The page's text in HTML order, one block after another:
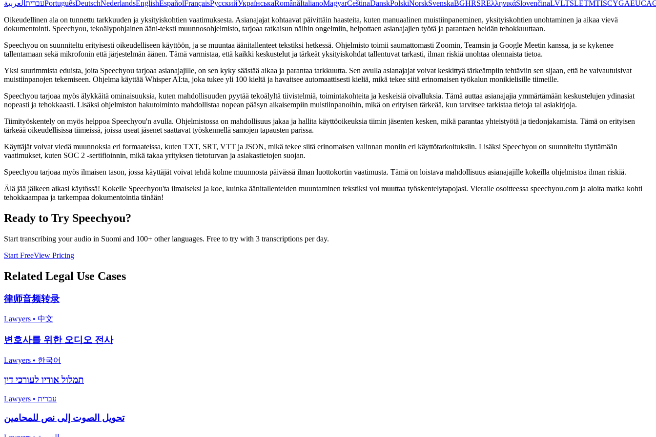
עברית العربية PortuguêsDeutschNederlandsEnglishEspañolFrançaisРусскийУкраїнськаRomânăItalianoMagyarČeštinaDanskPolskiNorskSvenskaBGHRSRΕλληνικάSlovenčinaLVLTSLETMTISCYGAEUCA
Oikeudellinen ala on tunnettu tarkkuuden ja yksityiskohtien vaatimuksesta. Asianajajat kohtaavat päivittäin haasteita, kuten manuaalinen muistiinpaneminen, yksityiskohtien unohtaminen ja aikaa vievä
dokumentointi. Speechyou, tekoälypohjainen ääni-teksti muunnosohjelmisto, tarjoaa ratkaisun näihin ongelmiin, helpottaen asianajajien työtä ja parantaen heidän tehokkuuttaan.
Speechyou on suunniteltu erityisesti oikeudelliseen käyttöön, ja se muuntaa äänitallenteet tekstiksi hetkessä. Ohjelmisto toimii saumattomasti Zoomin, Teamsin ja Google Meetin kanssa, ja se kykenee
tallentamaan sekä mikrofonin että järjestelmän äänen. Tämä varmistaa, että kaikki keskustelut ja tärkeät yksityiskohdat tallentuvat tarkasti, ilman riskiä unohtaa olennaista tietoa.
Yksi suurimmista eduista, joita Speechyou tarjoaa asianajajille, on sen kyky säästää aikaa ja parantaa tarkkuutta. Sen avulla asianajajat voivat keskittyä tärkeämpiin tehtäviin sen sijaan, että he vaivautuisivat
muistiinpanojen tekemiseen. Ohjelma käyttää Whisper AI:ta, joka tukee yli 100 kieltä ja havaitsee automaattisesti kieliä, mikä tekee siitä erinomaisen työkalun monikielisille tiimeille.
Speechyou tarjoaa myös älykkäitä ominaisuuksia, kuten mahdollisuuden pyytää tekoälyltä tiivistelmiä, toimintakohteita ja keskeisiä oivalluksia. Tämä auttaa asianajajia ymmärtämään keskustelujen ydinasiat
nopeasti ja tehokkaasti. Lisäksi ohjelmiston hakutoiminto mahdollistaa nopean pääsyn aikaisempiin muistiinpanoihin, mikä on erityisen tärkeää, kun tarvitsee tarkistaa tietoja tai asiakirjoja.
Tiimityöskentely on myös helppoa Speechyou'n avulla. Ohjelmistossa on mahdollisuus jakaa ja hallita käyttöoikeuksia tiimin jäsenten kesken, mikä parantaa yhteistyötä ja tiedonjakamista. Tämä on erityisen
tärkeää oikeudellisissa tiimeissä, joissa useat jäsenet saattavat työskennellä samojen tapausten parissa.
Käyttäjät voivat viedä muunnoksia eri formaateissa, kuten TXT, SRT, VTT ja JSON, mikä tekee siitä erinomaisen valinnan moniin eri käyttötarkoituksiin. Lisäksi Speechyou on suunniteltu täyttämään
vaatimukset, kuten SOC 2 -sertifioinnin, mikä takaa yrityksen tietoturvan ja asiakastietojen suojan.
Speechyou tarjoaa myös ilmaisen tason, jossa käyttäjät voivat tehdä kolme muunnosta päivässä ilman luottokortin vaatimusta. Tämä on loistava mahdollisuus asianajajille kokeilla ohjelmistoa ilman riskiä.
Älä jää jälkeen aikasi käytössä! Kokeile Speechyou'ta ilmaiseksi ja koe, kuinka äänitallenteiden muuntaminen tekstiksi voi muuttaa työskentelytapojasi. Vieraile osoitteessa speechyou.com ja aloita matka kohti
tehokkaampaa ja tarkempaa dokumentointia tänään!
Ready to Try Speechyou?
Start transcribing your audio in Suomi and 100+ other languages. Free to try with 3 transcriptions per day.
Start FreeView Pricing
Related Legal Use Cases
律师音频转录
Lawyers • 中文
변호사를 위한 오디오 전사
Lawyers • 한국어
תמלול אודיו לעורכי דין
Lawyers • עברית
تحويل الصوت إلى نص للمحامين